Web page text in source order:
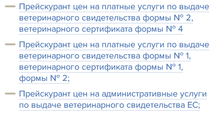
Прейскурант цен на платные услуги по выдаче
ветеринарного свидетельства формы № 2,
ветеринарного сертификата формы № 4
Прейскурант цен на платные услуги по выдаче
ветеринарного свидетельства формы № 1,
ветеринарного сертификата формы № 1,
формы № 2;
Прейскурант цен на административные услуги
по выдаче ветеринарного свидетельства ЕС;